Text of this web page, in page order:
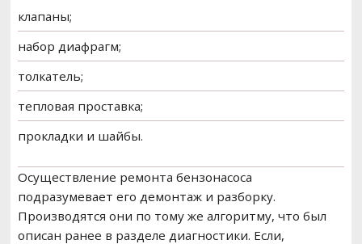
клапаны;
набор диафрагм;
толкатель;
тепловая проставка;
прокладки и шайбы.
Осуществление ремонта бензонасоса
подразумевает его демонтаж и разборку.
Производятся они по тому же алгоритму, что был
описан ранее в разделе диагностики. Если,